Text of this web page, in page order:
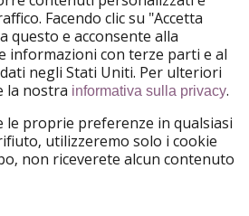
Informazioni legali
Termini d' Uso
Facendo clic su "Accetta
questo e acconsente alla
informazioni con terze parti e al
negli Stati Uniti. Per ulteriori
la nostra informativa sulla privacy.
le proprie preferenze in qualsiasi
utilizzeremo solo i cookie
non riceverete alcun contenuto